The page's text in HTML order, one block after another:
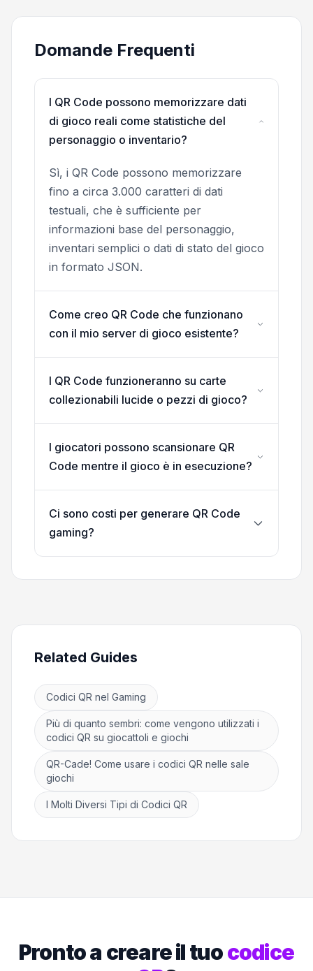
Domande Frequenti
I QR Code possono memorizzare dati
di gioco reali come statistiche del
personaggio o inventario?
Sì, i QR Code possono memorizzare
fino a circa 3.000 caratteri di dati
testuali, che è sufficiente per
informazioni base del personaggio,
inventari semplici o dati di stato del gioco
in formato JSON.
Come creo QR Code che funzionano
con il mio server di gioco esistente?
I QR Code funzioneranno su carte
collezionabili lucide o pezzi di gioco?
I giocatori possono scansionare QR
Code mentre il gioco è in esecuzione?
Ci sono costi per generare QR Code
gaming?
Related Guides
Codici QR nel Gaming
Più di quanto sembri: come vengono utilizzati i
codici QR su giocattoli e giochi
QR-Cade! Come usare i codici QR nelle sale
giochi
I Molti Diversi Tipi di Codici QR
Pronto a creare il tuocodice